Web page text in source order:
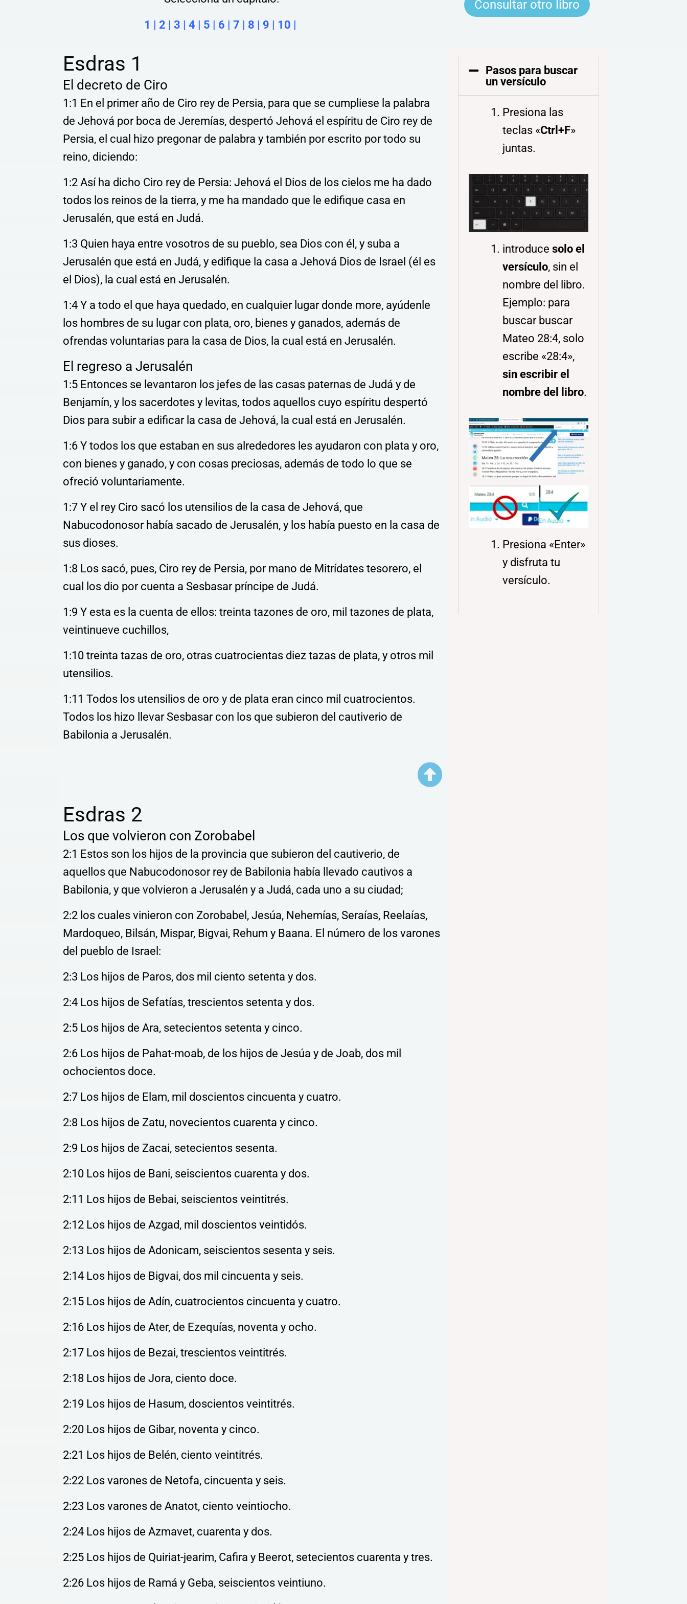
1 | 2 | 3 | 4 | 5 | 6 | 7 | 8 | 9 | 10 |
Consultar otro libro
Esdras 1
El decreto de Ciro
1:1 En el primer año de Ciro rey de Persia, para que se cumpliese la palabra
de Jehová por boca de Jeremías, despertó Jehová el espíritu de Ciro rey de
Persia, el cual hizo pregonar de palabra y también por escrito por todo su
reino, diciendo:
1:2 Así ha dicho Ciro rey de Persia: Jehová el Dios de los cielos me ha dado
todos los reinos de la tierra, y me ha mandado que le edifique casa en
Jerusalén, que está en Judá.
1:3 Quien haya entre vosotros de su pueblo, sea Dios con él, y suba a
Jerusalén que está en Judá, y edifique la casa a Jehová Dios de Israel (él es
el Dios), la cual está en Jerusalén.
1:4 Y a todo el que haya quedado, en cualquier lugar donde more, ayúdenle
los hombres de su lugar con plata, oro, bienes y ganados, además de
ofrendas voluntarias para la casa de Dios, la cual está en Jerusalén.
El regreso a Jerusalén
1:5 Entonces se levantaron los jefes de las casas paternas de Judá y de
Benjamín, y los sacerdotes y levitas, todos aquellos cuyo espíritu despertó
Dios para subir a edificar la casa de Jehová, la cual está en Jerusalén.
1:6 Y todos los que estaban en sus alrededores les ayudaron con plata y oro,
con bienes y ganado, y con cosas preciosas, además de todo lo que se
ofreció voluntariamente.
1:7 Y el rey Ciro sacó los utensilios de la casa de Jehová, que
Nabucodonosor había sacado de Jerusalén, y los había puesto en la casa de
sus dioses.
1:8 Los sacó, pues, Ciro rey de Persia, por mano de Mitrídates tesorero, el
cual los dio por cuenta a Sesbasar príncipe de Judá.
1:9 Y esta es la cuenta de ellos: treinta tazones de oro, mil tazones de plata,
veintinueve cuchillos,
1:10 treinta tazas de oro, otras cuatrocientas diez tazas de plata, y otros mil
utensilios.
1:11 Todos los utensilios de oro y de plata eran cinco mil cuatrocientos.
Todos los hizo llevar Sesbasar con los que subieron del cautiverio de
Babilonia a Jerusalén.
Esdras 2
Los que volvieron con Zorobabel
2:1 Estos son los hijos de la provincia que subieron del cautiverio, de
aquellos que Nabucodonosor rey de Babilonia había llevado cautivos a
Babilonia, y que volvieron a Jerusalén y a Judá, cada uno a su ciudad;
2:2 los cuales vinieron con Zorobabel, Jesúa, Nehemías, Seraías, Reelaías,
Mardoqueo, Bilsán, Mispar, Bigvai, Rehum y Baana. El número de los varones
del pueblo de Israel:
2:3 Los hijos de Paros, dos mil ciento setenta y dos.
2:4 Los hijos de Sefatías, trescientos setenta y dos.
2:5 Los hijos de Ara, setecientos setenta y cinco.
2:6 Los hijos de Pahat-moab, de los hijos de Jesúa y de Joab, dos mil
ochocientos doce.
2:7 Los hijos de Elam, mil doscientos cincuenta y cuatro.
2:8 Los hijos de Zatu, novecientos cuarenta y cinco.
2:9 Los hijos de Zacai, setecientos sesenta.
2:10 Los hijos de Bani, seiscientos cuarenta y dos.
2:11 Los hijos de Bebai, seiscientos veintitrés.
2:12 Los hijos de Azgad, mil doscientos veintidós.
2:13 Los hijos de Adonicam, seiscientos sesenta y seis.
2:14 Los hijos de Bigvai, dos mil cincuenta y seis.
2:15 Los hijos de Adín, cuatrocientos cincuenta y cuatro.
2:16 Los hijos de Ater, de Ezequías, noventa y ocho.
2:17 Los hijos de Bezai, trescientos veintitrés.
2:18 Los hijos de Jora, ciento doce.
2:19 Los hijos de Hasum, doscientos veintitrés.
2:20 Los hijos de Gibar, noventa y cinco.
2:21 Los hijos de Belén, ciento veintitrés.
2:22 Los varones de Netofa, cincuenta y seis.
2:23 Los varones de Anatot, ciento veintiocho.
2:24 Los hijos de Azmavet, cuarenta y dos.
2:25 Los hijos de Quiriat-jearim, Cafira y Beerot, setecientos cuarenta y tres.
2:26 Los hijos de Ramá y Geba, seiscientos veintiuno.
Pasos para buscar
un versículo
Presiona las
teclas «Ctrl+F»
juntas.
introducesolo el
versículo, sin el
nombre del libro.
Ejemplo: para
buscar buscar
Mateo 28:4, solo
escribe «28:4»,
sin escribir el
nombre del libro.
Presiona «Enter»
y disfruta tu
versículo.